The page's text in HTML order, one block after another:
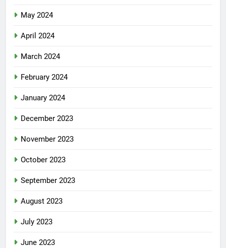
May 2024
April 2024
March 2024
February 2024
January 2024
December 2023
November 2023
October 2023
September 2023
August 2023
July 2023
June 2023